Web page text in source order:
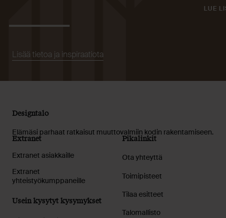
LUE
Lisää tietoa ja inspiraatiota
Designtalo
Elämäsi parhaat ratkaisut muuttovalmiin kodin rakentamiseen.
Extranet
Extranet asiakkaille
Extranet
yhteistyökumppaneille
Usein kysytyt kysymykset
Pikalinkit
Ota yhteyttä
Toimipisteet
Tilaa esitteet
Talomallisto